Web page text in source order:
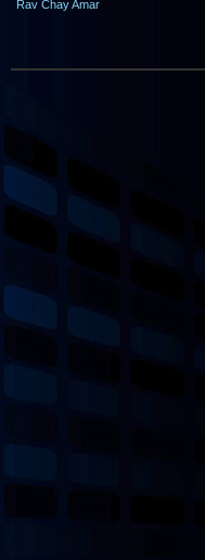
Rav Chay Amar